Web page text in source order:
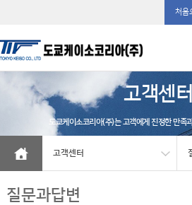
처음
고객센터
도쿄케이소코리아(주)는 고객에게 진정한 만족
고객센터
질문과답변